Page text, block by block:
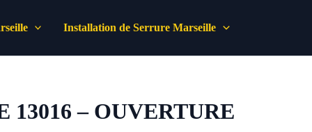
Installation de Serrure Marseille
– OUVERTURE